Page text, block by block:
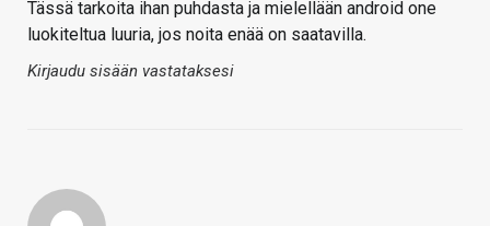
Tässä tarkoita ihan puhdasta ja mielellään android one
luokiteltua luuria, jos noita enää on saatavilla.
Kirjaudu sisään vastataksesi